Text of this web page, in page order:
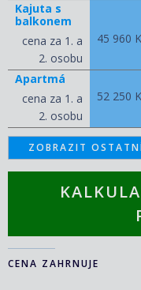
Kajuta s
balkonem
cena za 1. a
2. osobu
45 960
Apartmá
cena za 1. a
2. osobu
52 250
ZOBRAZIT
CENA ZAHRNUJE